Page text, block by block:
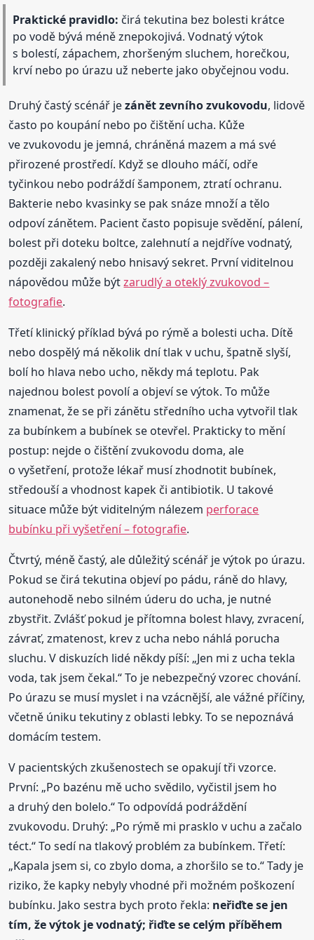
Praktické pravidlo: čirá tekutina bez bolesti krátce
po vodě bývá méně znepokojivá. Vodnatý výtok
s bolestí, zápachem, zhoršeným sluchem, horečkou,
krví nebo po úrazu už neberte jako obyčejnou vodu.
Druhý častý scénář jezánět zevního zvukovodu, lidově
často po koupání nebo po čištění ucha. Kůže
ve zvukovodu je jemná, chráněná mazem a má své
přirozené prostředí. Když se dlouho máčí, odře
tyčinkou nebo podráždí šamponem, ztratí ochranu.
Bakterie nebo kvasinky se pak snáze množí a tělo
odpoví zánětem. Pacient často popisuje svědění, pálení,
bolest při doteku boltce, zalehnutí a nejdříve vodnatý,
později zakalený nebo hnisavý sekret. První viditelnou
nápovědou může býtzarudlý a oteklý zvukovod –
fotografie.
Třetí klinický příklad bývá po rýmě a bolesti ucha. Dítě
nebo dospělý má několik dní tlak v uchu, špatně slyší,
bolí ho hlava nebo ucho, někdy má teplotu. Pak
najednou bolest povolí a objeví se výtok. To může
znamenat, že se při zánětu středního ucha vytvořil tlak
za bubínkem a bubínek se otevřel. Prakticky to mění
postup: nejde o čištění zvukovodu doma, ale
o vyšetření, protože lékař musí zhodnotit bubínek,
středouší a vhodnost kapek či antibiotik. U takové
situace může být viditelným nálezem perforace
bubínku při vyšetření – fotografie.
Čtvrtý, méně častý, ale důležitý scénář je výtok po úrazu.
Pokud se čirá tekutina objeví po pádu, ráně do hlavy,
autonehodě nebo silném úderu do ucha, je nutné
zbystřit. Zvlášť pokud je přítomna bolest hlavy, zvracení,
závrať, zmatenost, krev z ucha nebo náhlá porucha
sluchu. V diskuzích lidé někdy píší: „Jen mi z ucha tekla
voda, tak jsem čekal.“ To je nebezpečný vzorec chování.
Po úrazu se musí myslet i na vzácnější, ale vážné příčiny,
včetně úniku tekutiny z oblasti lebky. To se nepoznává
domácím testem.
V pacientských zkušenostech se opakují tři vzorce.
První: „Po bazénu mě ucho svědilo, vyčistil jsem ho
a druhý den bolelo.“ To odpovídá podráždění
zvukovodu. Druhý: „Po rýmě mi prasklo v uchu a začalo
téct.“ To sedí na tlakový problém za bubínkem. Třetí:
„Kapala jsem si, co zbylo doma, a zhoršilo se to.“ Tady je
riziko, že kapky nebyly vhodné při možném poškození
bubínku. Jako sestra bych proto řekla: neřiďte se jen
tím, že výtok je vodnatý; řiďte se celým příběhem